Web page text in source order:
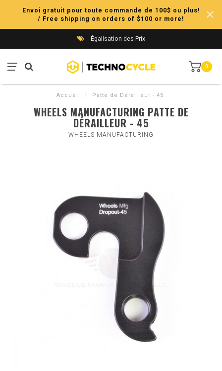
Envoi gratuit pour toute commande de 100$ ou plus!
/ Free shipping on orders of $100 or more!
Égalisation des Prix
0
Accueil / Patte de Dérailleur - 45
WHEELS MANUFACTURING PATTE DE
DÉRAILLEUR - 45
WHEELS MANUFACTURING